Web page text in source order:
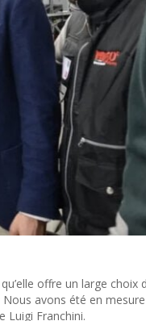
offre un large choix
Nous avons été en
Luigi Franchini.